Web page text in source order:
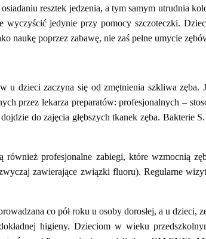
resztek jedzenia, a tym samym utrudnia
wyczyścić jedynie przy pomocy szczoteczki.
naukę poprzez zabawę, nie zaś pełne umycie
u dzieci zaczyna się od zmętnienia szkliwa
przez lekarza preparatów: profesjonalnych –
do zajęcia głębszych tkanek zęba.
profesjonalne zabiegi, które wzmocnią
zawierające związki fluoru). Regularne
co pół roku u osoby dorosłej, a u
higieny. Dzieciom w wieku